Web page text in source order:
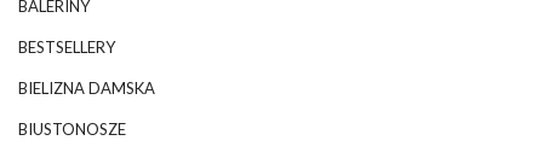
BALERINY
BESTSELLERY
BIELIZNA DAMSKA
BIUSTONOSZE